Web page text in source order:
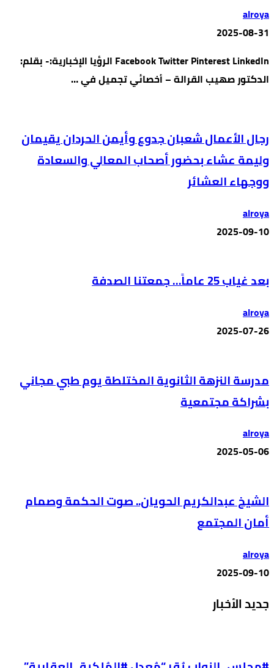
alroya
2025-08-31
Facebook Twitter Pinterest LinkedIn الرؤيا الإخبارية:- بقلم:
الدكتور صهيب القرالة – أخصائي تجميل في …
رجال الأعمال شعبان جدوع وأيمن الحردان يقيمان
وليمة عشاء بحضور أصحاب المعالي والسعادة
ووجهاء العشائر
alroya
2025-09-10
بعد غياب 25 عاماً… جمعتنا الصدفة
alroya
2025-07-26
مدرسة النزهة الثانوية المختلطة يوم طبي مجاني
بشراكة مجتمعية
alroya
2025-05-06
الشيخ عبدالكريم الحويان.. صوت الحكمة وصمام
أمان المجتمع
alroya
2025-09-10
جديد الأخبار